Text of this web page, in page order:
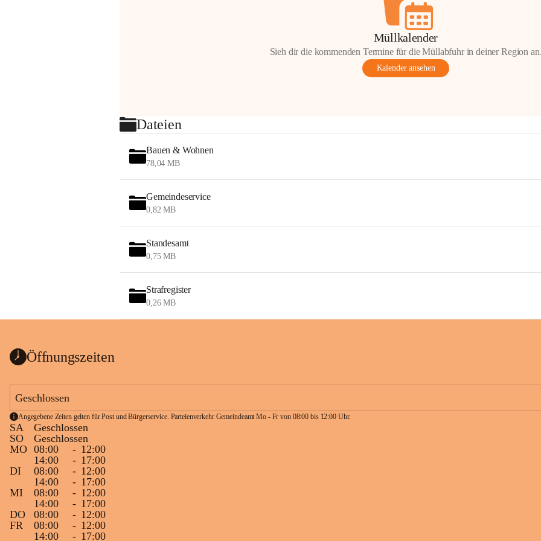
Müllkalender
Sieh dir die kommenden Termine für die Müllabfuhr in deiner Region
Kalender ansehen
Dateien
Bauen & Wohnen
78,04 MB
Gemeindeservice
0,82 MB
Standesamt
0,75 MB
Strafregister
0,26 MB
Öffnungszeiten
Geschlossen
Angegebene Zeiten gelten für Post und Bürgerservice. Parteienverkehr Gemeindeamt Mo - Fr von 08:00 bis 12:00 Uhr.
SA
Geschlossen
SO
Geschlossen
MO 08:00 - 12:00
14:00
- 17:00
DI
08:00 - 12:00
14:00
- 17:00
MI
08:00 - 12:00
14:00
- 17:00
DO
08:00 - 12:00
FR
08:00 - 12:00
14:00
- 17:00